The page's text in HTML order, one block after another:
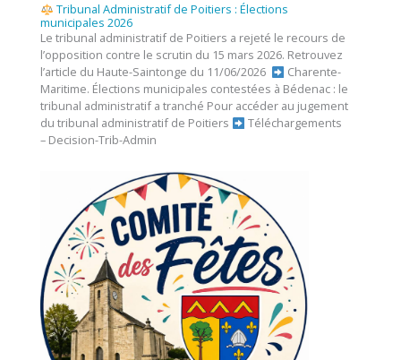
Tribunal Administratif de Poitiers : Élections
municipales 2026
Le tribunal administratif de Poitiers a rejeté le recours de
l’opposition contre le scrutin du 15 mars 2026. Retrouvez
l’article du Haute-Saintonge du 11/06/2026
Charente-
Maritime. Élections municipales contestées à Bédenac : le
tribunal administratif a tranché Pour accéder au jugement
du tribunal administratif de Poitiers
Téléchargements
– Decision-Trib-Admin